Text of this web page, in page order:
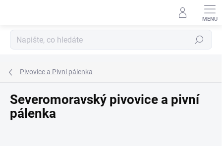
Hledat
Pivovice a Pivní pálenka
Severomoravský pivovice a pivní
pálenka